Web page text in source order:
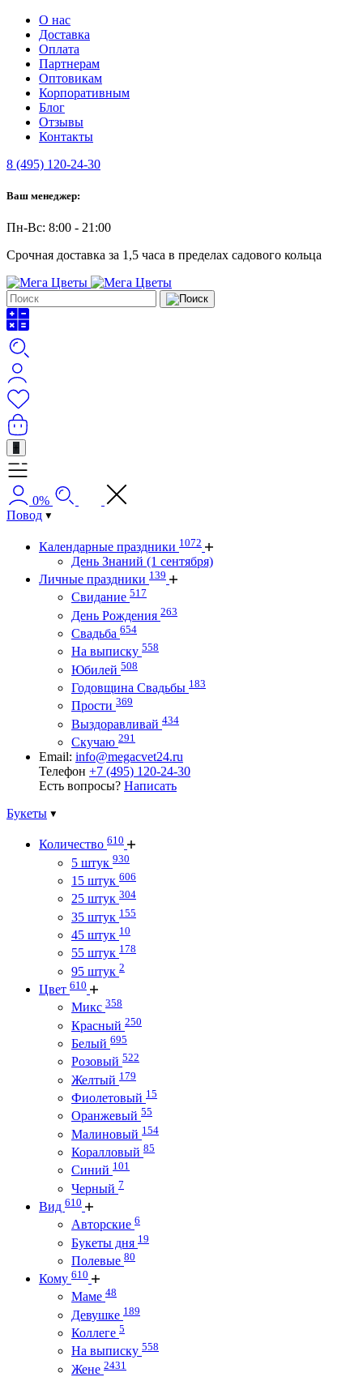
О нас
Доставка
Оплата
Партнерам
Оптовикам
Корпоративным
Блог
Отзывы
Контакты
8 (495) 120-24-30
Ваш менеджер:
Пн-Вс: 8:00 - 21:00
Срочная доставка за 1,5 часа в пределах садового кольца
+
0%
Повод
Календарные праздники 1072
День Знаний (1 сентября)
Личные праздники 139
Свидание 517
День Рождения 263
Свадьба 654
На выписку 558
Юбилей 508
Годовщина Свадьбы 183
Прости 369
Выздоравливай 434
Скучаю 291
Email: info@megacvet24.ru
Телефон +7 (495) 120-24-30
Есть вопросы? Написать
Букеты
Количество 610
5 штук 930
15 штук 606
25 штук 304
35 штук 155
45 штук 10
55 штук 178
95 штук 2
Цвет 610
Микс 358
Красный 250
Белый 695
Розовый 522
Желтый 179
Фиолетовый 15
Оранжевый 55
Малиновый 154
Коралловый 85
Синий 101
Черный 7
Вид 610
Авторские 6
Букеты дня 19
Полевые 80
Кому 610
Маме 48
Девушке 189
Коллеге 5
На выписку 558
Жене 2431